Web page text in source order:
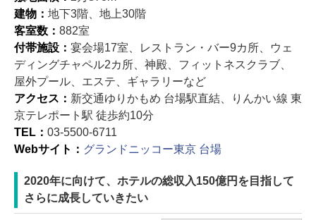
建物： 地下3階、地上30階
客室数： 882室
付帯施設： 宴会場17室、レストラン・バー9カ所、ウェ
ディングチャペル2カ所、神殿、フィットネスクラブ、
屋外プール、エステ、ギャラリーなど
アクセス： 新交通ゆりかもめ 台場駅直結、りんかい線 東
京テレポート駅 徒歩約10分
TEL： 03-5500-6711
Webサイト： グランドニッコー東京 台場
2020年に向けて、ホテルの総収入150億円を目指して
さらに成長していきたい